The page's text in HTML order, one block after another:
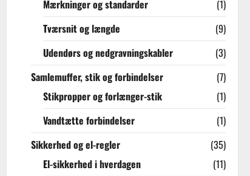
Mærkninger og standarder
(1)
Tværsnit og længde
(9)
Udendørs og nedgravningskabler
(3)
Samlemuffer, stik og forbindelser
(7)
Stikpropper og forlænger-stik
(1)
Vandtætte forbindelser
(1)
Sikkerhed og el-regler
(35)
El-sikkerhed i hverdagen
(11)